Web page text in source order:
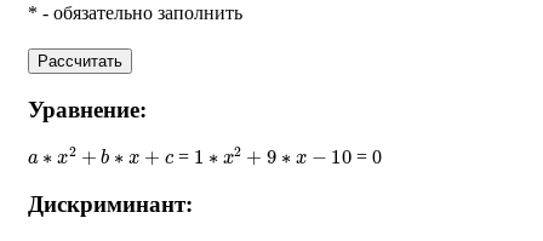
* - обязательно заполнить
Рассчитать
Уравнение:
2 b ∗ = 1 2 + ∗ = 0
Дискриминант: